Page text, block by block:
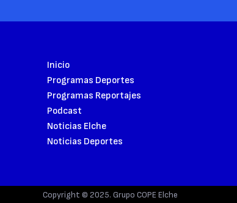
Inicio
Programas Deportes
Programas Reportajes
Podcast
Noticias Elche
Noticias Deportes
Copyright © 2025. Grupo COPE Elche